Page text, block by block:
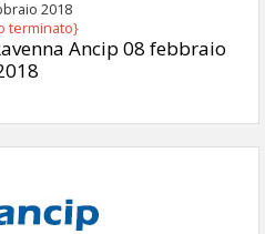
2018
terminato}
Ancip 08 febbraio